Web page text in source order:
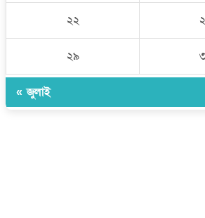
২২
২৯
« জুলাই